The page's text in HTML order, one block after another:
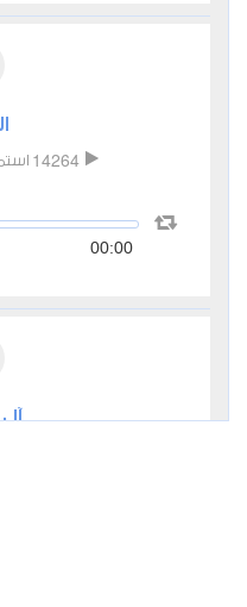
14264
00:00